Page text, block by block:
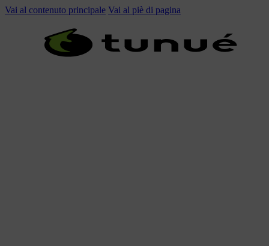
Vai al contenuto principale Vai al piè di pagina